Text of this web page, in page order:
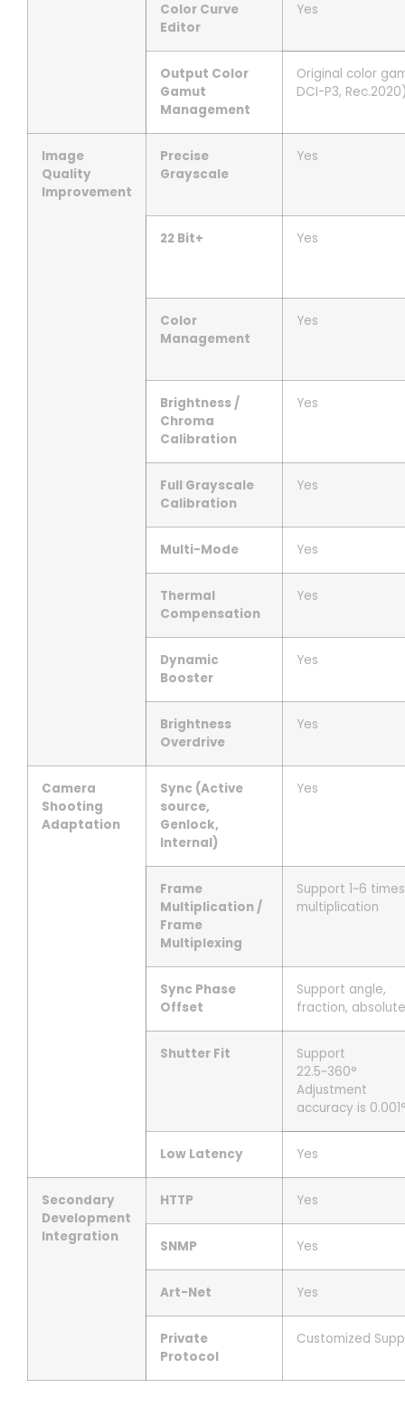
Color Curve
Editor
Yes
Output Color
Gamut
Management
Original color
DCI-P3,
Image
Quality
Improvement
Precise
Grayscale
Yes
22 Bit+ Yes
Color
Management
Yes
Brightness /
Chroma
Calibration
Yes
Full Grayscale
Calibration
Yes
Multi-Mode Yes
Thermal
Compensation
Yes
Dynamic
Booster
Yes
Brightness
Overdrive
Yes
Camera
Shooting
Adaptation
Sync (Active
source,
Genlock,
Internal)
Yes
Frame
Multiplication /
Frame
Multiplexing
Support 1~6 times
multiplication
Sync Phase
Offset
Support angle,
fraction, absolute
Shutter Fit
Support
22.5~360°
Adjustment
accuracy is
Low Latency Yes
Secondary
Development
Integration
HTTP Yes
SNMP Yes
Art-Net Yes
Private
Protocol
Customized